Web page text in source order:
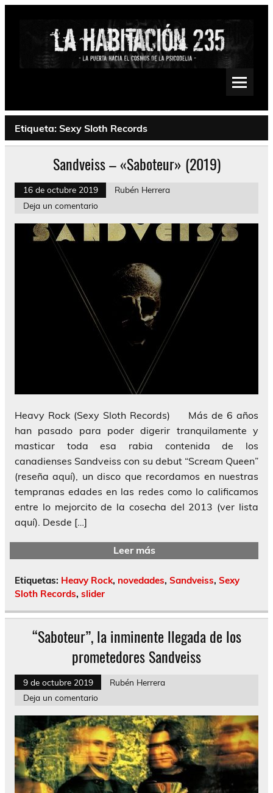
Saltar
Psychedelic, Stoner, Doom, Sludge, Fuzz, Space, Drone
Etiqueta: Sexy Sloth Records
Sandveiss – «Saboteur» (2019)
16 de octubre 2019
Rubén Herrera
Deja un comentario
Heavy Rock (Sexy Sloth Records) Más de 6 años
han pasado para poder digerir tranquilamente y
masticar toda esa rabia contenida de los
canadienses Sandveiss con su debut “Scream Queen”
(reseña aquí), un disco que recordamos en nuestras
tempranas edades en las redes como lo calificamos
entre lo mejorcito de la cosecha del 2013 (ver lista
aquí). Desde […]
Leer más
Etiquetas: Heavy Rock, novedades, Sandveiss, Sexy
Sloth Records, slider
“Saboteur”, la inminente llegada de los
prometedores Sandveiss
9 de octubre 2019
Rubén Herrera
Deja un comentario